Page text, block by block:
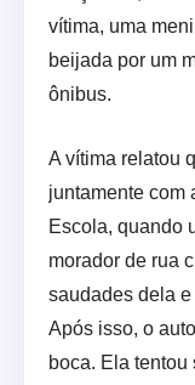
vítima, uma
beijada por um
ônibus.
A vítima relatou
juntamente com
Escola, quando
morador de rua
saudades dela
Após isso, o
boca. Ela